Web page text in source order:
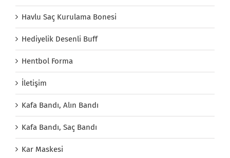
Havlu Saç Kurulama Bonesi
Hediyelik Desenli Buff
Hentbol Forma
İletişim
Kafa Bandı, Alın Bandı
Kafa Bandı, Saç Bandı
Kar Maskesi